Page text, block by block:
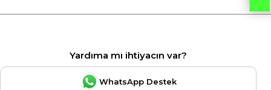
Yardıma mı ihtiyacın var?
WhatsApp Destek